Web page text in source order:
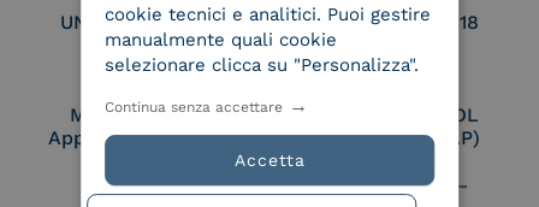
UNI EN ISO 27017 UNI EN ISO 27018
Membro Adobe
Approved Trust List
Certified PEPPOL
Access Point (AP)
cookie tecnici e analitici. Puoi gestire
manualmente quali cookie
selezionare clicca su "Personalizza".
Accetta
Continua senza accettare